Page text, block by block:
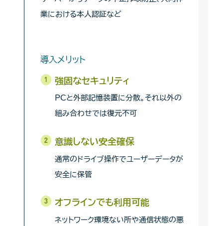
業における本人認証など
導入メリット
強固なセキュリティ
PCと外部記憶装置に分散。それ以外の
組み合わせでは復元不可
意識しない安全確保
通常のドライブ操作でユーザーデータが
安全に保管
オフラインでも利用可能
ネットワーク環境ない所や通信状態の悪